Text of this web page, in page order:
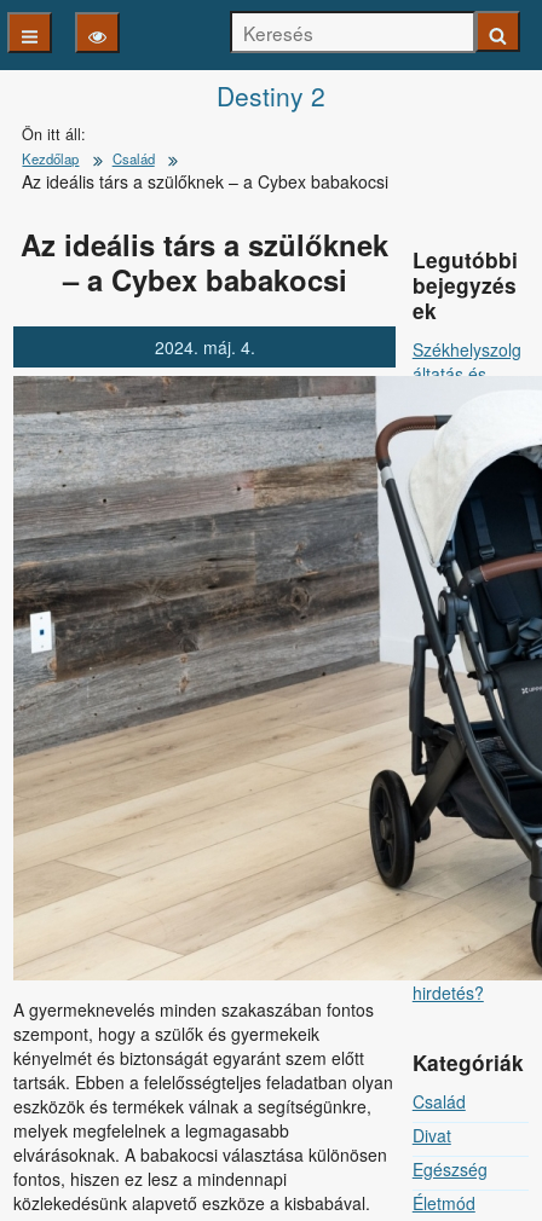
Kezdőlapra
Destiny 2
Keresés
Ön itt áll:
Kezdőlap Család
Az ideális társ a szülőknek – a Cybex babakocsi
Az ideális társ a szülőknek
– a Cybex babakocsi
2024. máj. 4.
A gyermeknevelés minden szakaszában fontos
szempont, hogy a szülők és gyermekeik
kényelmét és biztonságát egyaránt szem előtt
tartsák. Ebben a felelősségteljes feladatban olyan
eszközök és termékek válnak a segítségünkre,
melyek megfelelnek a legmagasabb
elvárásoknak. A babakocsi választása különösen
fontos, hiszen ez lesz a mindennapi
közlekedésünk alapvető eszköze a kisbabával.
Legutóbbi
bejegyzés
ek
Székhelyszolg
áltatás és
ellenőrzés:
hogyan készülj
A lőttbeton
szerepe a régi
szerkezetek
megerősítéséb
en
Gyors
cégalapítás
egyszerűen:
vállalkozásindí
tás akár egy
nap alatt
A modern
tetőfedés és a
környezettudat
os építés
kapcsolata
Mikor segíthet
igazán a
fizetett online
hirdetés?
Kategóriák
Család
Divat
Egészség
Életmód